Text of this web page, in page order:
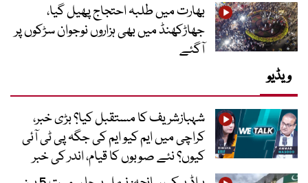
بھارت میں طلبہ احتجاج پھیل گیا،
جھاڑکھنڈ میں بھی ہزاروں نوجوان سڑکوں پر
آگئے
ویڈیو
شہبازشریف کا مستقبل کیا؟ بڑی خبر،
کراچی میں ایم کیو ایم کی جگہ پی ٹی آئی
کیوں؟ نئے صوبوں کا قیام، اندر کی خبر